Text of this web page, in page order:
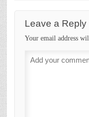
Leave a Reply
Your email address